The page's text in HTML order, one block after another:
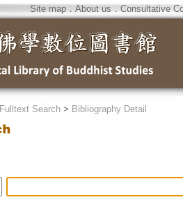
Site map．About us ． Consultative
Fulltext Search > Bibliography Detail